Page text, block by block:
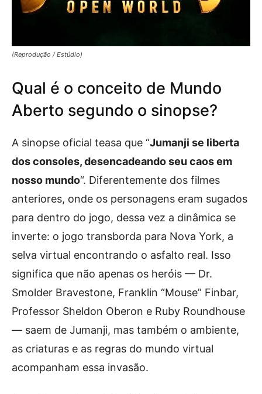
(Reprodução / Estúdio)
Qual é o conceito de Mundo
Aberto segundo o sinopse?
A sinopse oficial teasa que “Jumanji se liberta
dos consoles, desencadeando seu caos em
nosso mundo“. Diferentemente dos filmes
anteriores, onde os personagens eram sugados
para dentro do jogo, dessa vez a dinâmica se
inverte: o jogo transborda para Nova York, a
selva virtual encontrando o asfalto real. Isso
significa que não apenas os heróis — Dr.
Smolder Bravestone, Franklin “Mouse” Finbar,
Professor Sheldon Oberon e Ruby Roundhouse
— saem de Jumanji, mas também o ambiente,
as criaturas e as regras do mundo virtual
acompanham essa invasão.